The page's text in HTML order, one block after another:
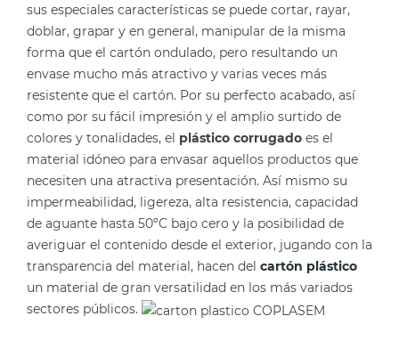
sus especiales características se puede cortar, rayar,
doblar, grapar y en general, manipular de la misma
forma que el cartón ondulado, pero resultando un
envase mucho más atractivo y varias veces más
resistente que el cartón. Por su perfecto acabado, así
como por su fácil impresión y el amplio surtido de
colores y tonalidades, el plástico corrugado es el
material idóneo para envasar aquellos productos que
necesiten una atractiva presentación. Así mismo su
impermeabilidad, ligereza, alta resistencia, capacidad
de aguante hasta 50ºC bajo cero y la posibilidad de
averiguar el contenido desde el exterior, jugando con la
transparencia del material, hacen del cartón plástico
un material de gran versatilidad en los más variados
sectores públicos.